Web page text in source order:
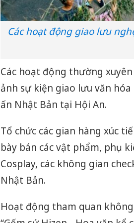
Các hoạt động giao lưu
Các hoạt động thường
ảnh sự kiện giao lưu văn
ấn Nhật Bản tại Hội An.
Tổ chức các gian hàng xúc
bày bán các vật phẩm, phụ
Cosplay, các không gian
Nhật Bản.
Hoạt động tham quan